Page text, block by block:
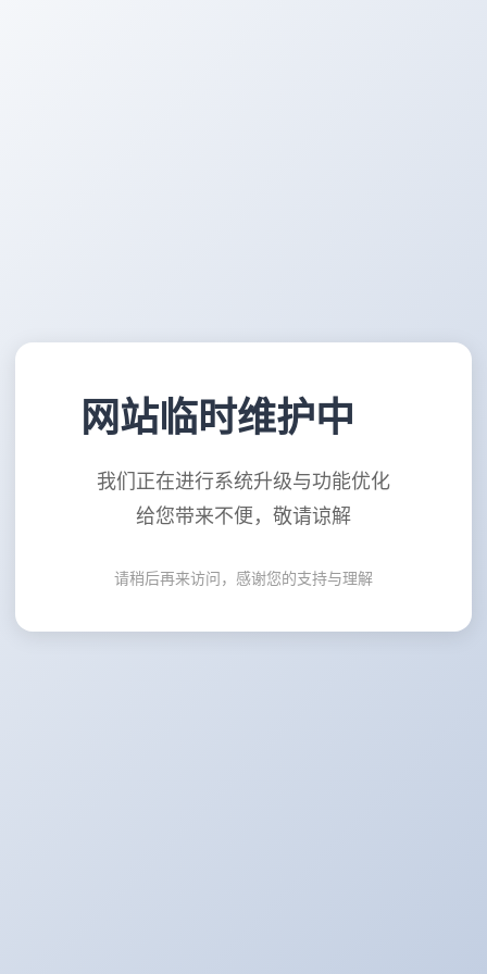
网站临时维护中
我们正在进行系统升级与功能优化
给您带来不便，敬请谅解
请稍后再来访问，感谢您的支持与理解